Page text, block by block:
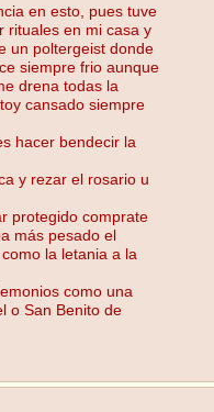
en esto, pues tuve
rituales en mi casa y
un poltergeist donde
siempre frio aunque
drena todas la
cansado siempre
hacer bendecir la
y rezar el rosario u
protegido comprate
más pesado el
la letania a la
como una
o San Benito de